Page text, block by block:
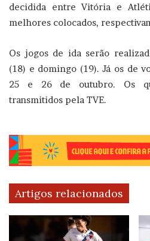
decidida entre Vitória e
melhores colocados,
Os jogos de ida serão
(18) e domingo (19). Já os de
25 e 26 de outubro. Os
transmitidos pela TVE.
Artigos relacionados